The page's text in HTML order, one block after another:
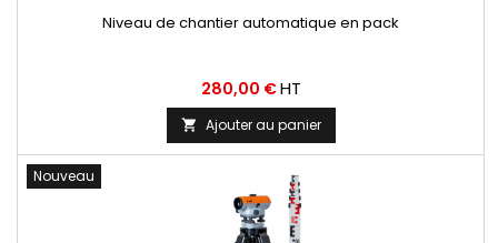
Niveau de chantier automatique en pack
Prix
280,00 €HT
 Ajouter au panier
Nouveau